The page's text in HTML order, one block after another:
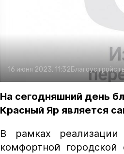
16 июня 2023, 11:32
На сегодняшний день
Красный Яр является
В рамках реализации
комфортной